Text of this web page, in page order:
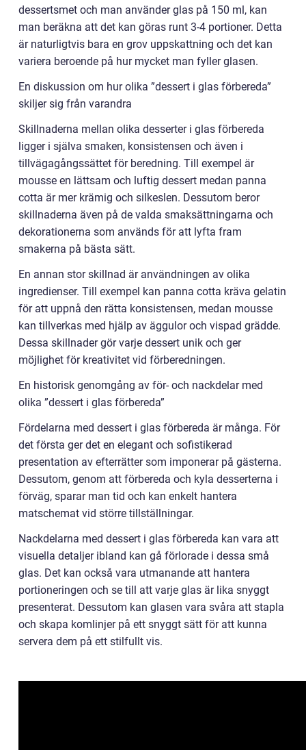
dessertsmet och man använder glas på 150 ml, kan
man beräkna att det kan göras runt 3-4 portioner. Detta
är naturligtvis bara en grov uppskattning och det kan
variera beroende på hur mycket man fyller glasen.
En diskussion om hur olika ”dessert i glas förbereda”
skiljer sig från varandra
Skillnaderna mellan olika desserter i glas förbereda
ligger i själva smaken, konsistensen och även i
tillvägagångssättet för beredning. Till exempel är
mousse en lättsam och luftig dessert medan panna
cotta är mer krämig och silkeslen. Dessutom beror
skillnaderna även på de valda smaksättningarna och
dekorationerna som används för att lyfta fram
smakerna på bästa sätt.
En annan stor skillnad är användningen av olika
ingredienser. Till exempel kan panna cotta kräva gelatin
för att uppnå den rätta konsistensen, medan mousse
kan tillverkas med hjälp av äggulor och vispad grädde.
Dessa skillnader gör varje dessert unik och ger
möjlighet för kreativitet vid förberedningen.
En historisk genomgång av för- och nackdelar med
olika ”dessert i glas förbereda”
Fördelarna med dessert i glas förbereda är många. För
det första ger det en elegant och sofistikerad
presentation av efterrätter som imponerar på gästerna.
Dessutom, genom att förbereda och kyla desserterna i
förväg, sparar man tid och kan enkelt hantera
matschemat vid större tillställningar.
Nackdelarna med dessert i glas förbereda kan vara att
visuella detaljer ibland kan gå förlorade i dessa små
glas. Det kan också vara utmanande att hantera
portioneringen och se till att varje glas är lika snyggt
presenterat. Dessutom kan glasen vara svåra att stapla
och skapa komlinjer på ett snyggt sätt för att kunna
servera dem på ett stilfullt vis.